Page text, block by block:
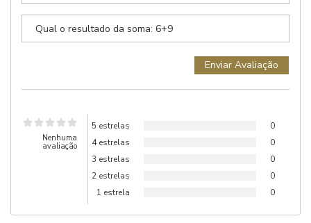
Nenhuma
avaliação
5 estrelas
0
4 estrelas
0
3 estrelas
0
2 estrelas
0
1 estrela
0